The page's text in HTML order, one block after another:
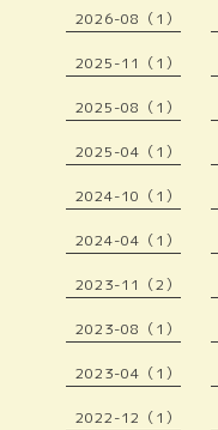
2026-08（1）
2025-11（1）
2025-08（1）
2025-04（1）
2024-10（1）
2024-04（1）
2023-11（2）
2023-08（1）
2023-04（1）
2022-12（1）